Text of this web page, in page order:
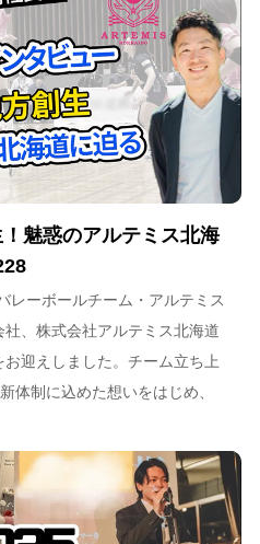
魅惑のアルテミス北海
レーボールチーム・アルテミス
、株式会社アルテミス北海道
迎えしました。チーム立ち上
体制に込めた想いをはじめ、
いて語っています。